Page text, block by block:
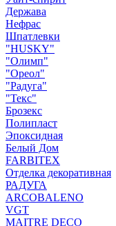
Держава
Нефрас
Шпатлевки
"HUSKY"
"Олимп"
"Ореол"
"Радуга"
"Текс"
Брозекс
Полипласт
Эпоксидная
Белый Дом
FARBITEX
Отделка декоративная
РАДУГА
ARCOBALENO
VGT
MAITRE DECO